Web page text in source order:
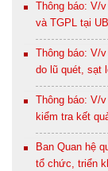
Thông báo: V/
và TGPL tại
Thông báo: V/
do lũ quét, sạt
Thông báo: V/
kiểm tra kết
Ban Quan hệ
tổ chức, triển